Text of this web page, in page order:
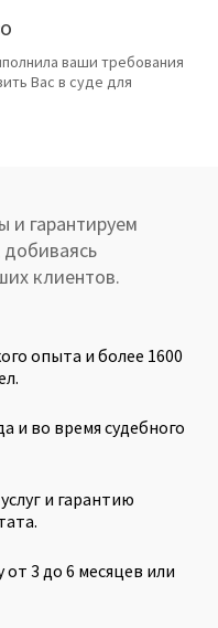
ваши требования
Вас в суде для
и гарантируем
добиваясь
клиентов.
опыта и более 1600
и во время судебного
и гарантию
от 3 до 6 месяцев или